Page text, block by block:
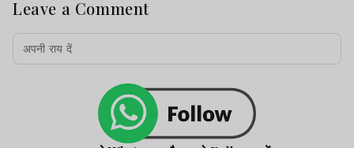
Leave a Comment